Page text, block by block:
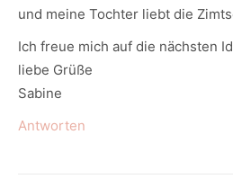
und meine Tochter liebt die
Ich freue mich auf die nächsten
liebe Grüße
Sabine
Antworten